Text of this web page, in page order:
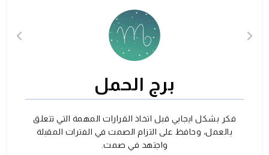
برج الحمل
فكر بشكل ايجابي قبل اتخاذ القرارات المهمة التي تتعلق
بالعمل، وحافظ على التزام الصمت في الفترات المقبلة
واجتهد في صمت.